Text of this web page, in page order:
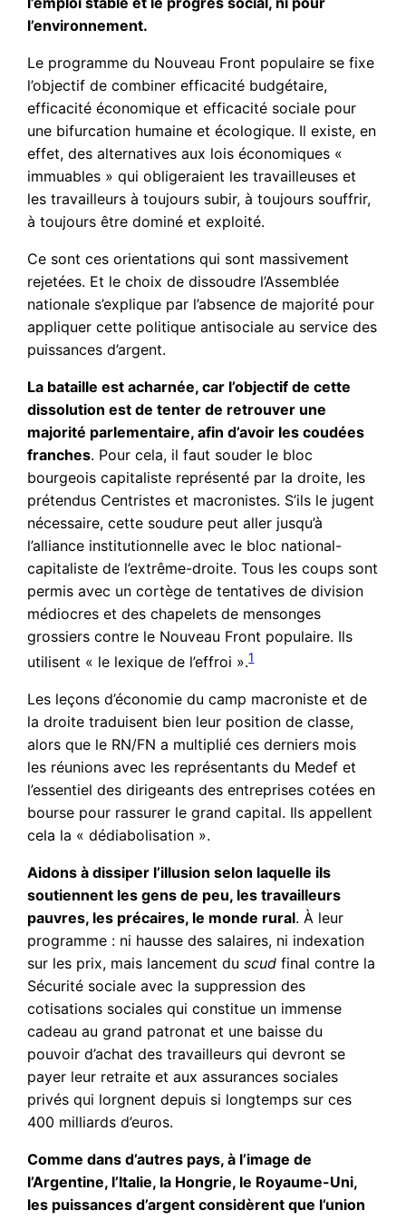
l’environnement.
Le programme du Nouveau Front populaire se fixe
l’objectif de combiner efficacité budgétaire,
efficacité économique et efficacité sociale pour
une bifurcation humaine et écologique. Il existe, en
effet, des alternatives aux lois économiques «
immuables » qui obligeraient les travailleuses et
les travailleurs à toujours subir, à toujours souffrir,
à toujours être dominé et exploité.
Ce sont ces orientations qui sont massivement
rejetées. Et le choix de dissoudre l’Assemblée
nationale s’explique par l’absence de majorité pour
appliquer cette politique antisociale au service des
puissances d’argent.
La bataille est acharnée, car l’objectif de cette
dissolution est de tenter de retrouver une
majorité parlementaire, afin d’avoir les coudées
franches. Pour cela, il faut souder le bloc
bourgeois capitaliste représenté par la droite, les
prétendus Centristes et macronistes. S’ils le jugent
nécessaire, cette soudure peut aller jusqu’à
l’alliance institutionnelle avec le bloc national-
capitaliste de l’extrême-droite. Tous les coups sont
permis avec un cortège de tentatives de division
médiocres et des chapelets de mensonges
grossiers contre le Nouveau Front populaire. Ils
utilisent « le lexique de l’effroi ».1
Les leçons d’économie du camp macroniste et de
la droite traduisent bien leur position de classe,
alors que le RN/FN a multiplié ces derniers mois
les réunions avec les représentants du Medef et
l’essentiel des dirigeants des entreprises cotées en
bourse pour rassurer le grand capital. Ils appellent
cela la « dédiabolisation ».
Aidons à dissiper l’illusion selon laquelle ils
soutiennent les gens de peu, les travailleurs
pauvres, les précaires, le monde rural. À leur
programme : ni hausse des salaires, ni indexation
sur les prix, mais lancement duscudfinal contre la
Sécurité sociale avec la suppression des
cotisations sociales qui constitue un immense
cadeau au grand patronat et une baisse du
pouvoir d’achat des travailleurs qui devront se
payer leur retraite et aux assurances sociales
privés qui lorgnent depuis si longtemps sur ces
400 milliards d’euros.
Comme dans d’autres pays, à l’image de
l’Argentine, l’Italie, la Hongrie, le Royaume-Uni,
les puissances d’argent considèrent que l’union